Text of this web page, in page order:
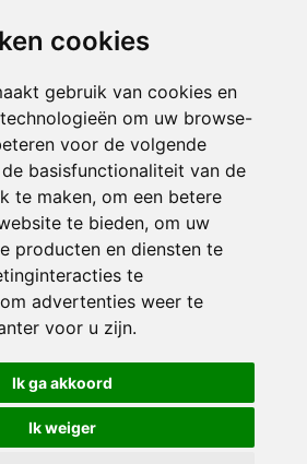
cookies
gebruik van cookies en
om uw browse-
voor de volgende
basisfunctionaliteit van de
te maken, om een betere
te bieden, om uw
producten en diensten te
te
om advertenties weer te
voor u zijn.
Ik ga akkoord
Ik weiger
ONDERDEEL VAN
| Alle rechten voorbehouden
| Klachtenregeling|RSIN en Anbi
voorkeuren
The MindOffice